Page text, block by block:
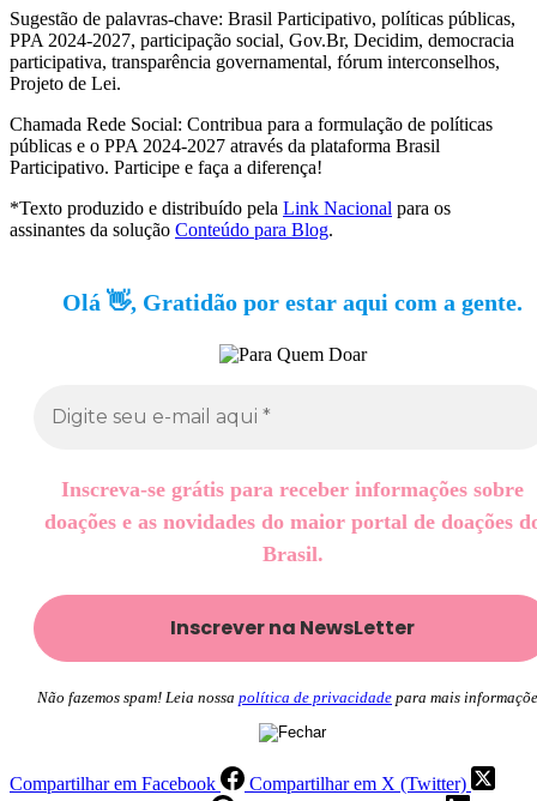
Sugestão de palavras-chave: Brasil Participativo, políticas públicas,
PPA 2024-2027, participação social, Gov.Br, Decidim, democracia
participativa, transparência governamental, fórum interconselhos,
Projeto de Lei.
Chamada Rede Social: Contribua para a formulação de políticas
públicas e o PPA 2024-2027 através da plataforma Brasil
Participativo. Participe e faça a diferença!
*Texto produzido e distribuído pela Link Nacional para os
assinantes da solução Conteúdo para Blog.
Olá 👋, Gratidão por estar aqui com a gente.
Inscreva-se grátis para receber informações sobre
doações e as novidades do maior portal de doações
Brasil.
Não fazemos spam! Leia nossa política de privacidade para mais
Compartilhar em Facebook
Compartilhar em X (Twitter)